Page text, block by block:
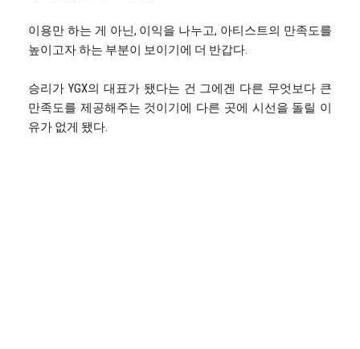
이용만 하는 게 아닌, 이익을 나누고, 아티스트의 만족도를
높이고자 하는 부분이 보이기에 더 반갑다.
승리가 YGX의 대표가 됐다는 건 그에겐 다른 무엇보다 큰
만족도를 제공해주는 것이기에 다른 곳에 시선을 돌릴 이
유가 없게 됐다.